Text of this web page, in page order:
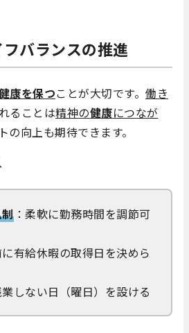
バランスの推進
康を保つことが大切です。 働き
ることは精神の健康につなが
の向上も期待できます。
：柔軟に勤務時間を調節可
有給休暇の取得日を決めら
業しない日（曜日）を設ける